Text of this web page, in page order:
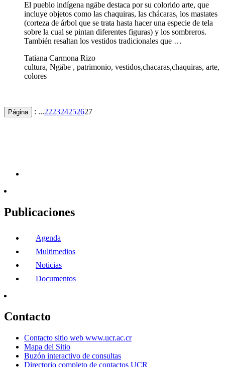
El pueblo indígena ngäbe destaca por su colorido arte, que
incluye objetos como las chaquiras, las chácaras, los mastates
(corteza de árbol que se trata hasta hacer una especie de tela
sobre la cual se pintan diferentes figuras) y los sombreros.
También resaltan los vestidos tradicionales que …
Tatiana Carmona Rizo
cultura, Ngäbe , patrimonio, vestidos,chacaras,chaquiras, arte,
colores
Página : ...222324252627
Publicaciones
Agenda
Multimedios
Noticias
Documentos
Contacto
Contacto sitio web www.ucr.ac.cr
Mapa del Sitio
Buzón interactivo de consultas
Directorio completo de contactos UCR